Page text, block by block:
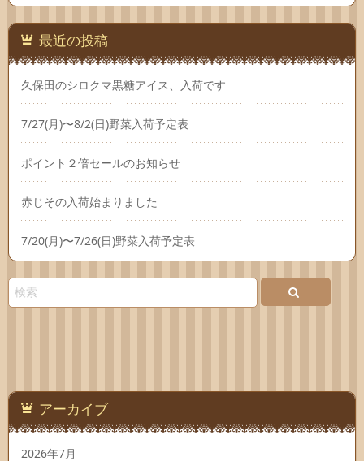
最近の投稿
久保田のシロクマ黒糖アイス、入荷です
7/27(月)〜8/2(日)野菜入荷予定表
ポイント２倍セールのお知らせ
赤じその入荷始まりました
7/20(月)〜7/26(日)野菜入荷予定表
アーカイブ
2026年7月